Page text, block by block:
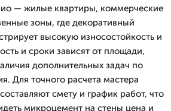
— жилые квартиры, коммерческие
зоны, где декоративный
высокую износостойкость и
и сроки зависят от площади,
дополнительных задач по
Для точного расчета мастера
смету и график работ, что
микроцемент на стены цена и